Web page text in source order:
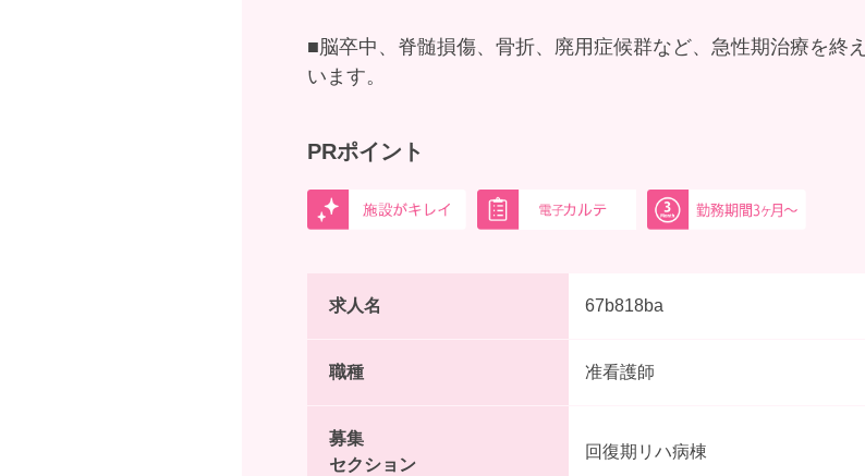
■脳卒中、脊髄損傷、骨折、廃用症候群など、急性期治療を終
います。
PRポイント
求人名 67b818ba
職種 准看護師
募集
セクション
回復期リハ病棟